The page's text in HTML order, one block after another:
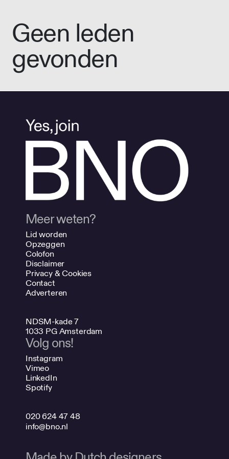
Geen leden
gevonden
Meer weten?
Lid worden
Opzeggen
Colofon
Disclaimer
Privacy & Cookies
Contact
Adverteren
NDSM-kade 7
1033 PG Amsterdam
Volg ons!
Instagram
Vimeo
LinkedIn
Spotify
020 624 47 48
info@bno.nl